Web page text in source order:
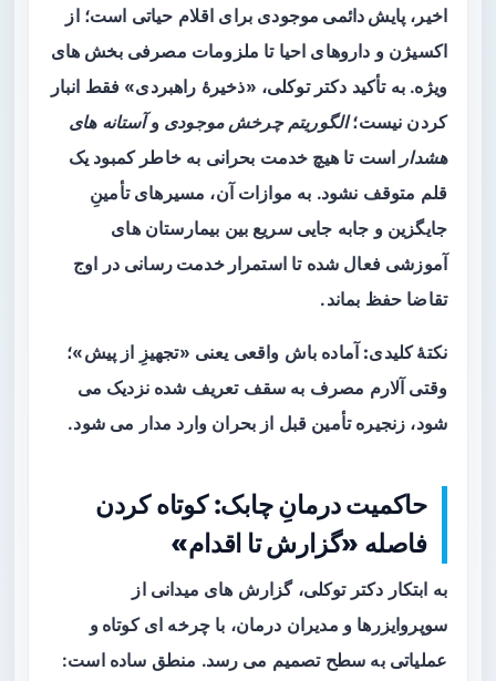
اخیر، پایش دائمی موجودی برای اقلام حیاتی است؛ از
اکسیژن و داروهای احیا تا ملزومات مصرفی بخش های
ویژه. به تأکید دکتر توکلی، «ذخیرهٔ راهبردی» فقط انبار
کردن نیست؛الگوریتم چرخش موجودی وآستانه های
هشدار است تا هیچ خدمت بحرانی به خاطر کمبود یک
قلم متوقف نشود. به موازات آن، مسیرهای تأمینِ
جایگزین و جابه جایی سریع بین بیمارستان های
آموزشی فعال شده تااستمرار خدمت رسانی در اوج
تقاضا حفظ بماند.
نکتهٔ کلیدی: آماده باش واقعی یعنی «تجهیزِ از پیش»؛
وقتی آلارم مصرف به سقف تعریف شده نزدیک می
شود، زنجیره تأمین قبل از بحران وارد مدار می شود.
حاکمیت درمانِ چابک: کوتاه کردن
فاصله «گزارش تا اقدام»
به ابتکار دکتر توکلی، گزارش های میدانی از
سوپروایزرها و مدیران درمان، با چرخه ایکوتاه و
عملیاتی به سطح تصمیم می رسد. منطق ساده است: